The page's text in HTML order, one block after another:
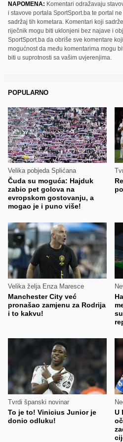
NAPOMENA: Komentari odražavaju
i stavove portala SportSport.ba te portal
sadržaj tih kometara. Komentari koji
riječnik mogu biti uklonjeni bez najave i
SportSport.ba da obriše sve komentare
mogućnost da među komentarima mogu
biti u suprotnosti sa vašim uvjerenjima.
POPULARNO
Velika pobjeda Splićana
Čuda su moguća: Hajduk
zabio pet golova na
evropskom gostovanju, a
mogao je i puno više!
Velika želja Enza Maresce
Manchester City već
pronašao zamjenu za Rodrija
i to kakvu!
Tvrdi španski novinar
To je to! Vinicius Junior je
donio odluku!
U